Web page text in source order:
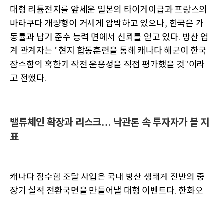
대형 리튬전지를 앞세운 일본의 타이게이급과 프랑스의
바라쿠다 개량형이 거세게 압박하고 있으나, 한국은 가
동률과 납기 준수 능력 면에서 신뢰를 얻고 있다. 방산 업
계 관계자는 "현지 합동훈련을 통해 캐나다 해군이 한국
잠수함의 혹한기 작전 운용성을 직접 평가했을 것 "이라
고 전했다.
밸류체인 확장과 리스크… 낙관론 속 투자자가 볼 지
표
캐나다 잠수함 조달 사업은 국내 방산 생태계 전반의 중
장기 실적 전환국면을 만들어낼 대형 이벤트다. 한화오